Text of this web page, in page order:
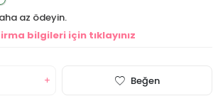
az ödeyin.
bilgileri için tıklayınız
Beğen